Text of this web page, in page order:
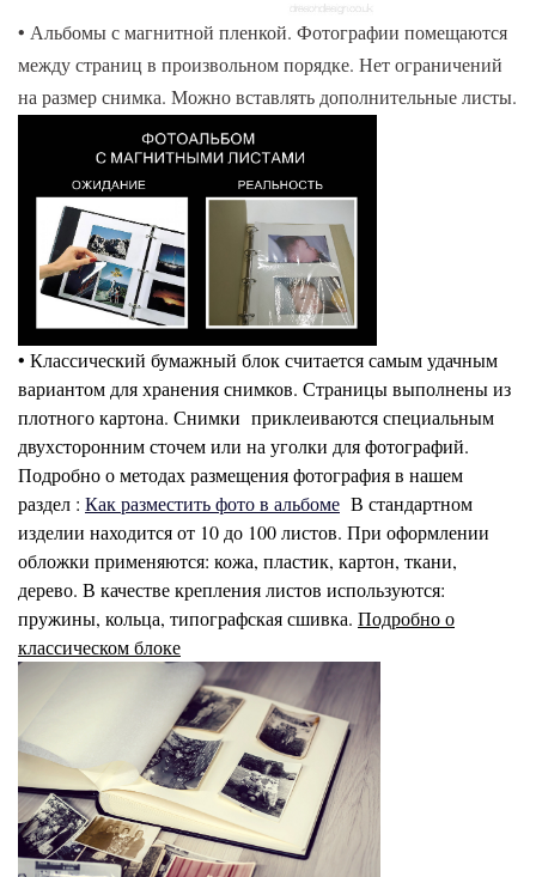
• Альбомы с магнитной пленкой. Фотографии помещаются
между страниц в произвольном порядке. Нет ограничений
на размер снимка. Можно вставлять дополнительные листы.
• Классический бумажный блок считается самым удачным
вариантом для хранения снимков. Страницы выполнены из
плотного картона. Снимки приклеиваются специальным
двухсторонним сточем или на уголки для фотографий.
Подробно о методах размещения фотография в нашем
раздел : Как разместить фото в альбоме В стандартном
изделии находится от 10 до 100 листов. При оформлении
обложки применяются: кожа, пластик, картон, ткани,
дерево. В качестве крепления листов используются:
пружины, кольца, типографская сшивка. Подробно о
классическом блоке